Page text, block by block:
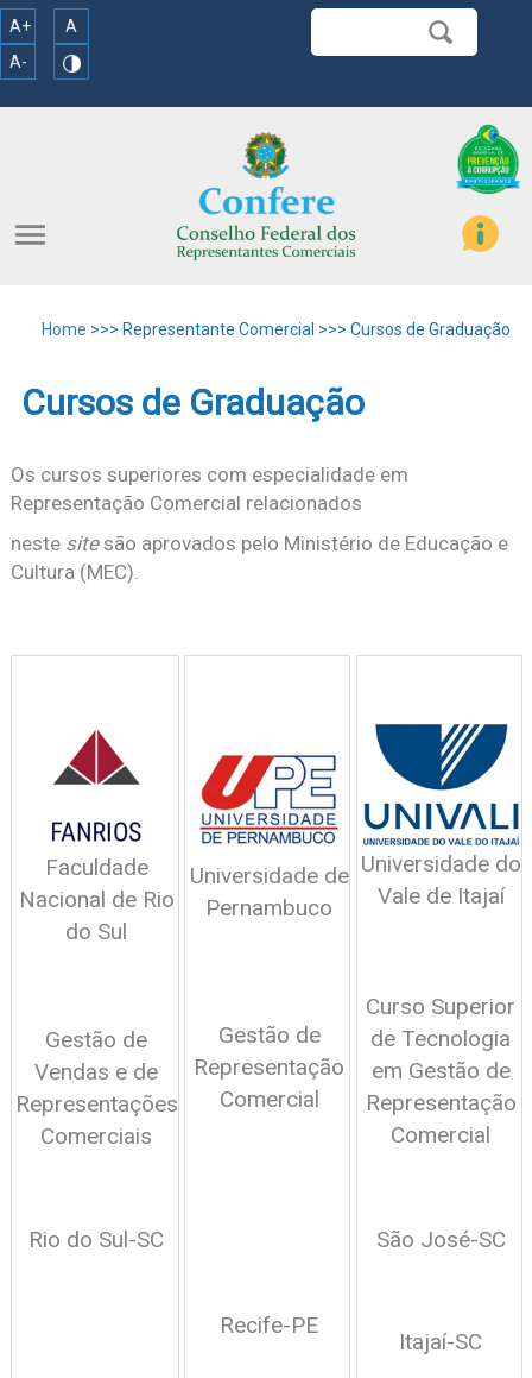
A+
A
A-
menu
Home >>> Representante Comercial >>> Cursos de Graduação
Cursos de Graduação
Os cursos superiores com especialidade em
Representação Comercial relacionados
neste sitesão aprovados pelo Ministério de Educação e
Cultura (MEC).
Faculdade
Nacional de Rio
do Sul
Gestão de
Vendas e de
Representações
Comerciais
Rio do Sul-SC
Universidade de
Pernambuco
Gestão de
Representação
Comercial
Recife-PE
Universidade do
Vale de Itajaí
Curso Superior
de Tecnologia
em Gestão de
Representação
Comercial
São José-SC
Itajaí-SC